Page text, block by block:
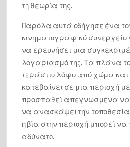
τη θεωρία της.
Παρόλα αυτά οδήγησε ένα
κινηματογραφικό συνεργείο
να ερευνήσει μια
λογαριασμό της. Τα πλάνα
τεράστιο λόφο από χώμα
κατεβαίνει σε μια περιοχή
προσπαθεί απεγνωσμένα να
να ανασκάψει την
η βία στην περιοχή μπορεί να
αδύνατο.